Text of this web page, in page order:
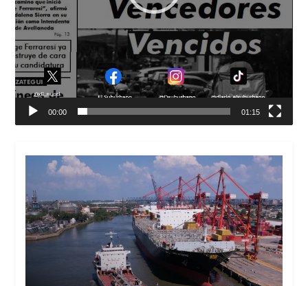
00:00 01:15